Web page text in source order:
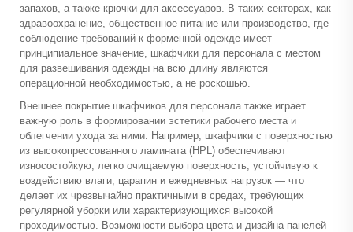
запахов, а также крючки для аксессуаров. В таких секторах, как
здравоохранение, общественное питание или производство, где
соблюдение требований к форменной одежде имеет
принципиальное значение, шкафчики для персонала с местом
для развешивания одежды на всю длину являются
операционной необходимостью, а не роскошью.
Внешнее покрытие шкафчиков для персонала также играет
важную роль в формировании эстетики рабочего места и
облегчении ухода за ними. Например, шкафчики с поверхностью
из высокопрессованного ламината (HPL) обеспечивают
износостойкую, легко очищаемую поверхность, устойчивую к
воздействию влаги, царапин и ежедневных нагрузок — что
делает их чрезвычайно практичными в средах, требующих
регулярной уборки или характеризующихся высокой
проходимостью. Возможности выбора цвета и дизайна панелей